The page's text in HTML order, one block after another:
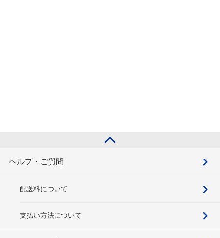
ヘルプ・ご質問
配送料について
支払い方法について